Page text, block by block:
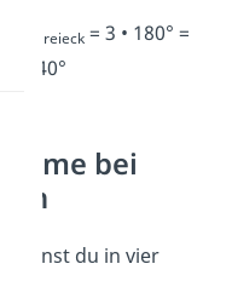
Dreieck = 3 • 180° =
540°
bei
kannst du in vier